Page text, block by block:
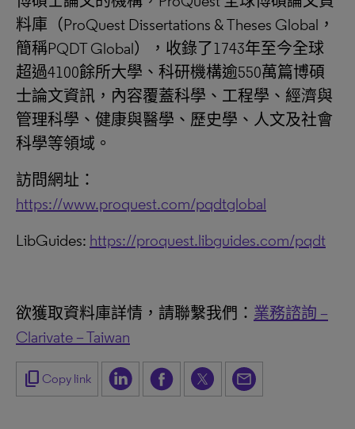
料庫（ProQuest Dissertations & Theses Global，
簡稱PQDT Global），收錄了1743年至今全球
超過4100餘所大學、科研機構逾550萬篇博碩
士論文資訊，內容覆蓋科學、工程學、經濟與
管理科學、健康與醫學、歷史學、人文及社會
科學等領域。
訪問網址：
https://www.proquest.com/pqdtglobal
LibGuides: https://proquest.libguides.com/pqdt
欲獲取資料庫詳情，請聯繫我們： 業務諮詢 –
Clarivate – Taiwan
content_copy Copy link